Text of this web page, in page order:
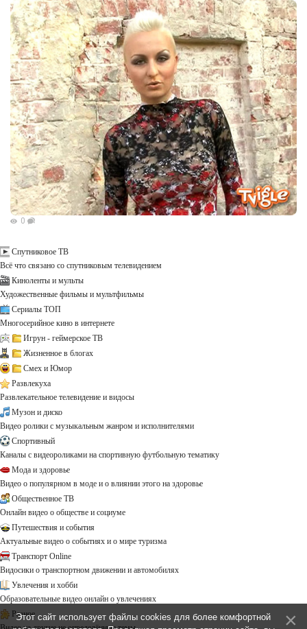
0
Спутниковое ТВ
Всё что связано со спутниковым телевидением
Киноленты и мульты
Художественные фильмы и мультфильмы
Сериалы ТОП
Многосерийное кино в интернете
Игрун - геймерское ТВ
Жизненное в блогах
Смех и Юмор
Развлекуха
Развлекательное телевидение и видосы
Музон и диско
Видео ролики с музыкальным жанром и исполнителями
Спортивный
Каналы с видеороликами на спортивную футбольную тематику
Мода и здоровье
Видео о популярном в моде и о влиянии этого на здоровье
Общественное ТВ
Онлайн видео о обществе и социуме
Путешествия и события
Актуальные видео о событиях и о мире туризма
Транспорт Online
Видосики о транспортном движении и автомобилях
Увлечения и хобби
Образовательные видео онлайн о увлечениях
Разное
Этот сайт использует файлы cookies для более комфортной